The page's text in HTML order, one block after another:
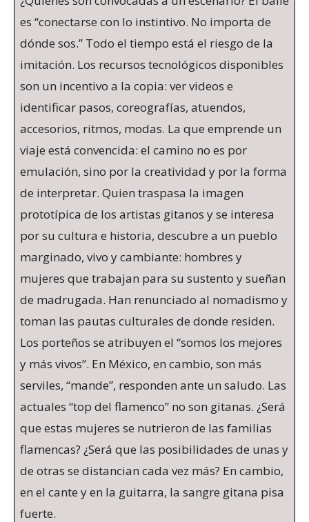
es “conectarse con lo instintivo. No importa de
dónde sos.” Todo el tiempo está el riesgo de la
imitación. Los recursos tecnológicos disponibles
son un incentivo a la copia: ver videos e
identificar pasos, coreografías, atuendos,
accesorios, ritmos, modas. La que emprende un
viaje está convencida: el camino no es por
emulación, sino por la creatividad y por la forma
de interpretar. Quien traspasa la imagen
prototípica de los artistas gitanos y se interesa
por su cultura e historia, descubre a un pueblo
marginado, vivo y cambiante: hombres y
mujeres que trabajan para su sustento y sueñan
de madrugada. Han renunciado al nomadismo y
toman las pautas culturales de donde residen.
Los porteños se atribuyen el “somos los mejores
y más vivos”. En México, en cambio, son más
serviles, “mande”, responden ante un saludo. Las
actuales “top del flamenco” no son gitanas. ¿Será
que estas mujeres se nutrieron de las familias
flamencas? ¿Será que las posibilidades de unas y
de otras se distancian cada vez más? En cambio,
en el cante y en la guitarra, la sangre gitana pisa
fuerte.